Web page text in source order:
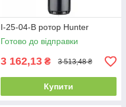
I-25-04-B ротор Hunter
Готово до відправки
3 162,13 ₴ 3 513,48 ₴
Купити